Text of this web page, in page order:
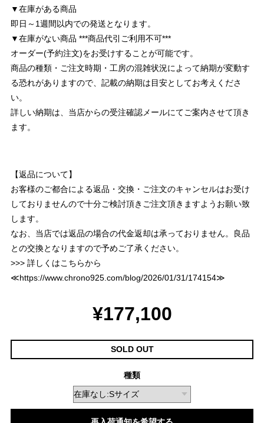
▼在庫がある商品
即日～1週間以内での発送となります。
▼在庫がない商品 ***商品代引ご利用不可***
オーダー(予約注文)をお受けすることが可能です。
商品の種類・ご注文時期・工房の混雑状況によって納期が変動す
る恐れがありますので、記載の納期は目安としてお考えくださ
い。
詳しい納期は、当店からの受注確認メールにてご案内させて頂き
ます。
【返品について】
お客様のご都合による返品・交換・ご注文のキャンセルはお受け
しておりませんので十分ご検討頂きご注文頂きますようお願い致
します。
なお、当店では返品の場合の代金返却は承っておりません。良品
との交換となりますので予めご了承ください。
>>> 詳しくはこちらから
≪https://www.chrono925.com/blog/2026/01/31/174154≫
¥177,100
SOLD OUT
種類